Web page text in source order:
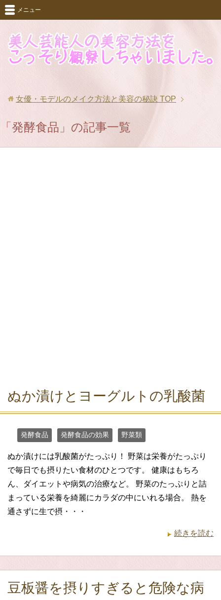
メニュー
女優・モデルのメイク方法と美容の秘訣 TOP
「発酵食品」の記事一覧
ぬか漬けとヨーグルトの乳酸菌
発酵食品 発酵食品の効果 野菜類
ぬか漬けには乳酸菌がたっぷり！ 野菜は栄養がたっぷり
で毎日でも摂りたい食材のひとつです。 健康はもちろ
ん、ダイエットや病気の治療など。 野菜のたっぷりと詰
まっている栄養を綺麗にカラダの中にいれる場合。 熱を
通さずに生で摂・・・
続きを読む
豆板醤を摂りすぎると危険な病